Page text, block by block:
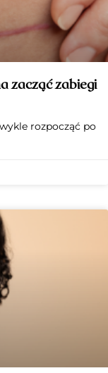
zacząć zabiegi
rozpocząć po